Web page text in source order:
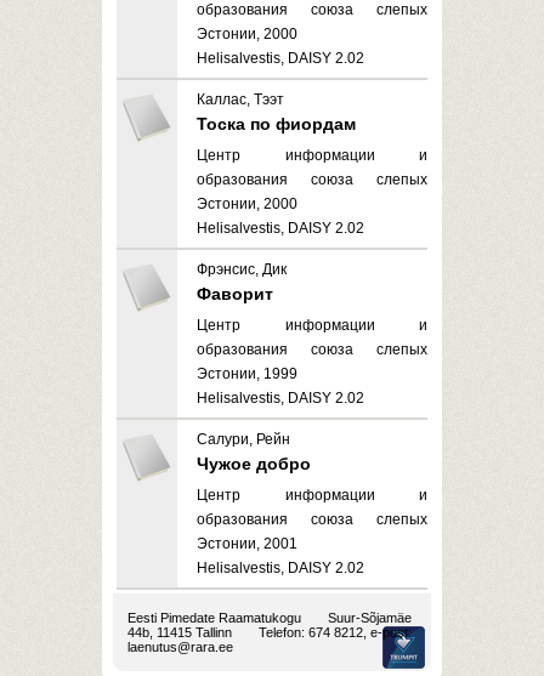
образования союза слепых
Эстонии, 2000
Helisalvestis, DAISY 2.02
Каллас, Тээт
Тоска по фиордам
Центр информации и
образования союза слепых
Эстонии, 2000
Helisalvestis, DAISY 2.02
Фрэнсис, Дик
Фаворит
Центр информации и
образования союза слепых
Эстонии, 1999
Helisalvestis, DAISY 2.02
Салури, Рейн
Чужое добро
Центр информации и
образования союза слепых
Эстонии, 2001
Helisalvestis, DAISY 2.02
Eesti Pimedate Raamatukogu
Suur-Sõjamäe
44b, 11415 Tallinn
Telefon: 674 8212, e-post:
laenutus@rara.ee